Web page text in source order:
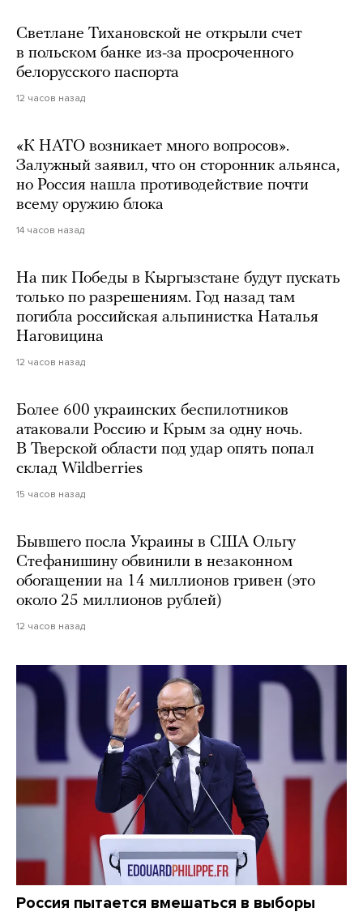
Светлане Тихановской не открыли счет
в польском банке из-за просроченного
белорусского паспорта
12 часов назад
«К НАТО возникает много вопросов».
Залужный заявил, что он сторонник альянса,
но Россия нашла противодействие почти
всему оружию блока
14 часов назад
На пик Победы в Кыргызстане будут пускать
только по разрешениям. Год назад там
погибла российская альпинистка Наталья
Наговицина
12 часов назад
Более 600 украинских беспилотников
атаковали Россию и Крым за одну ночь.
В Тверской области под удар опять попал
склад Wildberries
15 часов назад
Бывшего посла Украины в США Ольгу
Стефанишину обвинили в незаконном
обогащении на 14 миллионов гривен (это
около 25 миллионов рублей)
12 часов назад
Россия пытается вмешаться в выборы